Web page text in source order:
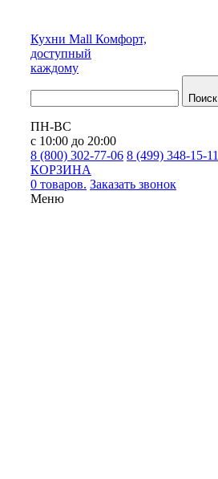
Кухни Mall Комфорт,
доступный
каждому
Поиск
ПН-ВС
с 10:00 до 20:00
8 (800) 302-77-06 8 (499) 348-15-11
КОРЗИНА
0 товаров. Заказать звонок
Меню